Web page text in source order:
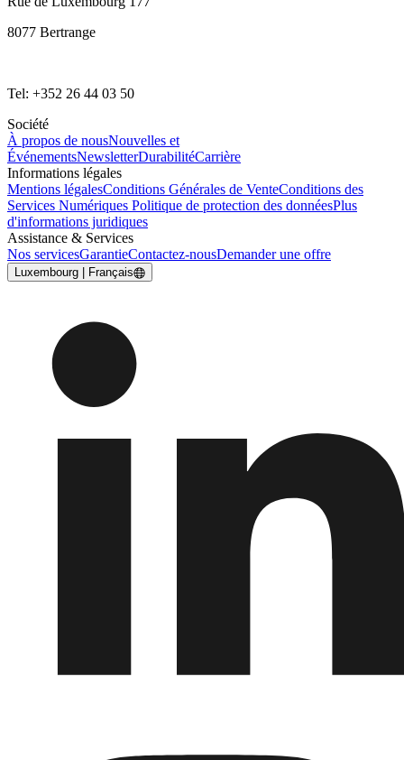
8077 Bertrange
Tel: +352 26 44 03 50
Société
À propos de nousNouvelles et
ÉvénementsNewsletterDurabilitéCarrière
Informations légales
Mentions légalesConditions Générales de VenteConditions des
Services Numériques Politique de protection des donnéesPlus
d'informations juridiques
Assistance & Services
Nos servicesGarantieContactez-nousDemander une offre
Luxembourg | Français